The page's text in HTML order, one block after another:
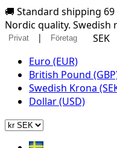
🚚 Standard shipping 69
Nordic quality. Swedish
Privat | Företag
SEK
Euro (EUR)
British Pound
Swedish Krona
Dollar (USD)